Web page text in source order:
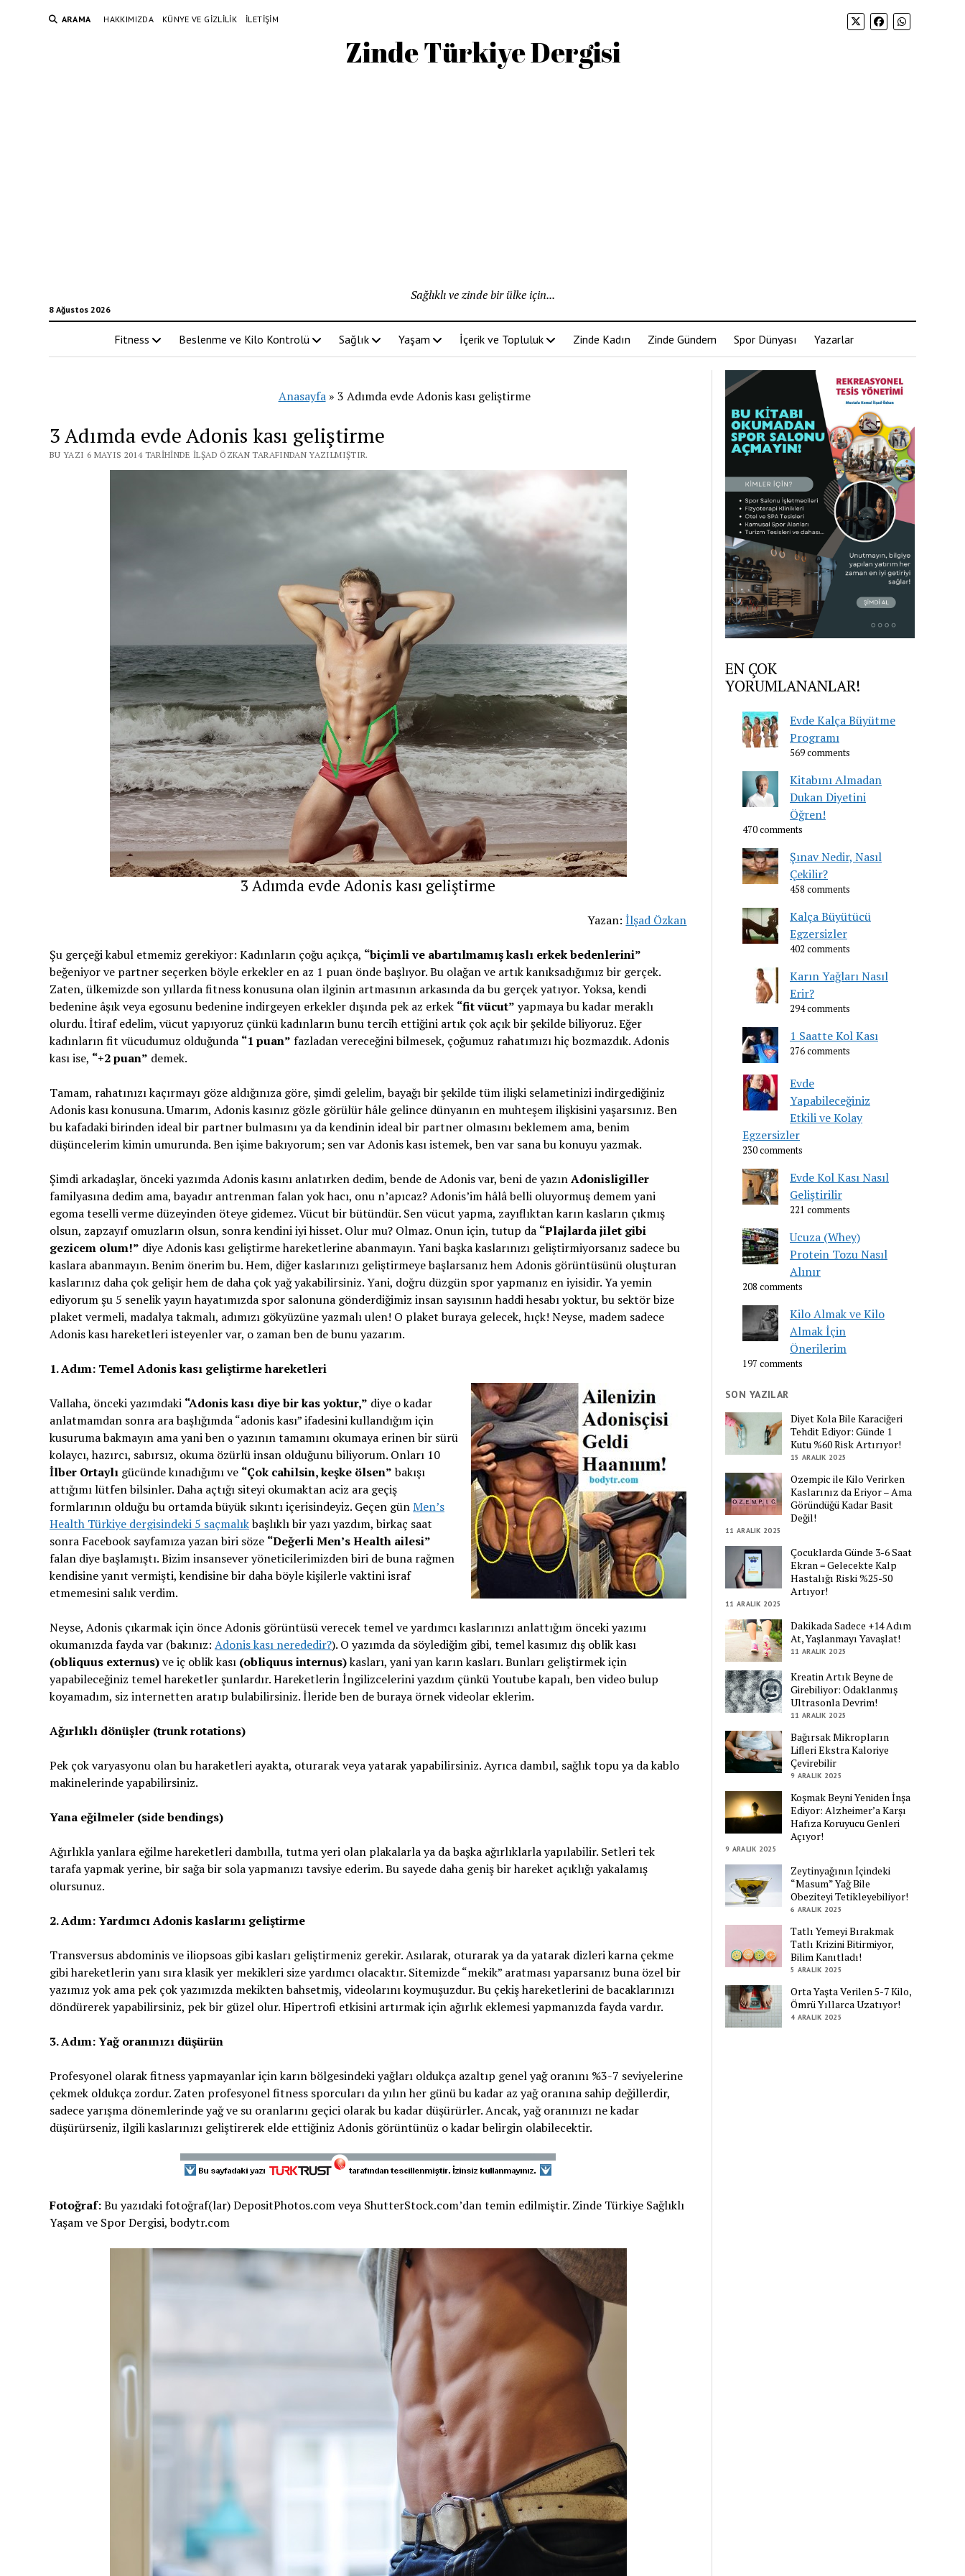
ARAMA HAKKIMIZDA KÜNYE VE GIZLILIK İLETIŞIM
Zinde Türkiye Dergisi
8 Ağustos 2026
Sağlıklı ve zinde bir ülke için...
Fitness Beslenme ve Kilo Kontrolü Sağlık Yaşam İçerik ve Topluluk Zinde Kadın Zinde Gündem Spor Dünyası Yazarlar
Anasayfa» 3 Adımda evde Adonis kası geliştirme
3 Adımda evde Adonis kası geliştirme
BU YAZI 6 MAYIS 2014 TARIHINDE İLŞAD ÖZKAN TARAFINDAN YAZILMIŞTIR.
3 Adımda evde Adonis kası geliştirme
Yazan:İlşad Özkan
Şu gerçeği kabul etmemiz gerekiyor: Kadınların çoğu açıkça, “biçimli ve abartılmamış kaslı erkek bedenlerini”
beğeniyor ve partner seçerken böyle erkekler en az 1 puan önde başlıyor. Bu olağan ve artık kanıksadığımız bir gerçek.
Zaten, ülkemizde son yıllarda fitness konusuna olan ilginin artmasının arkasında da bu gerçek yatıyor. Yoksa, kendi
bedenine âşık veya egosunu bedenine indirgeyen erkekler dışında pek az erkek “fit vücut” yapmaya bu kadar meraklı
olurdu. İtiraf edelim, vücut yapıyoruz çünkü kadınların bunu tercih ettiğini artık çok açık bir şekilde biliyoruz. Eğer
kadınların fit vücudumuz olduğunda “1 puan” fazladan vereceğini bilmesek, çoğumuz rahatımızı hiç bozmazdık. Adonis
kası ise, “+2 puan” demek.
Tamam, rahatınızı kaçırmayı göze aldığınıza göre, şimdi gelelim, bayağı bir şekilde tüm ilişki selametinizi indirgediğiniz
Adonis kası konusuna. Umarım, Adonis kasınız gözle görülür hâle gelince dünyanın en muhteşem ilişkisini yaşarsınız. Ben
bu kafadaki birinden ideal bir partner bulmasını ya da kendinin ideal bir partner olmasını beklemem ama, benim
düşüncelerim kimin umurunda. Ben işime bakıyorum; sen var Adonis kası istemek, ben var sana bu konuyu yazmak.
Şimdi arkadaşlar, önceki yazımda Adonis kasını anlatırken dedim, bende de Adonis var, beni de yazınAdonisligiller
familyasına dedim ama, bayadır antrenman falan yok hacı, onu n’apıcaz? Adonis’im hâlâ belli oluyormuş demem yani
egoma teselli verme düzeyinden öteye gidemez. Vücut bir bütündür. Sen vücut yapma, zayıflıktan karın kasların çıkmış
olsun, zapzayıf omuzların olsun, sonra kendini iyi hisset. Olur mu? Olmaz. Onun için, tutup da “Plajlarda jilet gibi
gezicem olum!” diye Adonis kası geliştirme hareketlerine abanmayın. Yani başka kaslarınızı geliştirmiyorsanız sadece bu
kaslara abanmayın. Benim önerim bu. Hem, diğer kaslarınızı geliştirmeye başlarsanız hem Adonis görüntüsünü oluşturan
kaslarınız daha çok gelişir hem de daha çok yağ yakabilirsiniz. Yani, doğru düzgün spor yapmanız en iyisidir. Ya yemin
ediyorum şu 5 senelik yayın hayatımızda spor salonuna gönderdiğimiz insan sayısının haddi hesabı yoktur, bu sektör bize
plaket vermeli, madalya takmalı, adımızı gökyüzüne yazmalı ulen! O plaket buraya gelecek, hıçk! Neyse, madem sadece
Adonis kası hareketleri isteyenler var, o zaman ben de bunu yazarım.
1. Adım: Temel Adonis kası geliştirme hareketleri
Vallaha, önceki yazımdaki “Adonis kası diye bir kas yoktur,” diye o kadar
anlatmamdan sonra ara başlığımda “adonis kası” ifadesini kullandığım için
kusuruma bakmayın ama yani ben o yazının tamamını okumaya erinen bir sürü
kolaycı, hazırcı, sabırsız, okuma özürlü insan olduğunu biliyorum. Onları 10
İlber Ortaylıgücünde kınadığımı ve “Çok cahilsin, keşke ölsen”bakışı
attığımı lütfen bilsinler. Daha açtığı siteyi okumaktan aciz ara geçiş
formlarının olduğu bu ortamda büyük sıkıntı içerisindeyiz. Geçen günMen’s
Health Türkiye dergisindeki 5 saçmalıkbaşlıklı bir yazı yazdım, birkaç saat
sonra Facebook sayfamıza yazan biri söze “Değerli Men’s Health ailesi”
falan diye başlamıştı. Bizim insansever yöneticilerimizden biri de buna rağmen
kendisine yanıt vermişti, kendisine bir daha böyle kişilerle vaktini israf
etmemesini salık verdim.
Neyse, Adonis çıkarmak için önce Adonis görüntüsü verecek temel ve yardımcı kaslarınızı anlattığım önceki yazımı
okumanızda fayda var (bakınız: Adonis kası nerededir?). O yazımda da söylediğim gibi, temel kasımız dış oblik kası
(obliquus externus)ve iç oblik kası (obliquus internus)kasları, yani yan karın kasları. Bunları geliştirmek için
yapabileceğiniz temel hareketler şunlardır. Hareketlerin İngilizcelerini yazdım çünkü Youtube kapalı, ben video bulup
koyamadım, siz internetten aratıp bulabilirsiniz. İleride ben de buraya örnek videolar eklerim.
Ağırlıklı dönüşler (trunk rotations)
Pek çok varyasyonu olan bu haraketleri ayakta, oturarak veya yatarak yapabilirsiniz. Ayrıca dambıl, sağlık topu ya da kablo
makinelerinde yapabilirsiniz.
Yana eğilmeler (side bendings)
Ağırlıkla yanlara eğilme hareketleri dambılla, tutma yeri olan plakalarla ya da başka ağırlıklarla yapılabilir. Setleri tek
tarafa yapmak yerine, bir sağa bir sola yapmanızı tavsiye ederim. Bu sayede daha geniş bir hareket açıklığı yakalamış
olursunuz.
2. Adım: Yardımcı Adonis kaslarını geliştirme
Transversus abdominis ve iliopsoas gibi kasları geliştirmeniz gerekir. Asılarak, oturarak ya da yatarak dizleri karna çekme
gibi hareketlerin yanı sıra klasik yer mekikleri size yardımcı olacaktır. Sitemizde “mekik” aratması yaparsanız buna özel bir
yazımız yok ama pek çok yazımızda mekikten bahsetmiş, videolarını koymuşuzdur. Bu çekiş hareketlerini de bacaklarınızı
döndürerek yapabilirsiniz, pek bir güzel olur. Hipertrofi etkisini artırmak için ağırlık eklemesi yapmanızda fayda vardır.
3. Adım: Yağ oranınızı düşürün
Profesyonel olarak fitness yapmayanlar için karın bölgesindeki yağları oldukça azaltıp genel yağ oranını %3-7 seviyelerine
çekmek oldukça zordur. Zaten profesyonel fitness sporcuları da yılın her günü bu kadar az yağ oranına sahip değillerdir,
sadece yarışma dönemlerinde yağ ve su oranlarını geçici olarak bu kadar düşürürler. Ancak, yağ oranınızı ne kadar
düşürürseniz, ilgili kaslarınızı geliştirerek elde ettiğiniz Adonis görüntünüz o kadar belirgin olabilecektir.
Fotoğraf:Bu yazıdaki fotoğraf(lar) DepositPhotos.com veya ShutterStock.com’dan temin edilmiştir. Zinde Türkiye Sağlıklı
Yaşam ve Spor Dergisi, bodytr.com
EN ÇOK
YORUMLANANLAR!
Evde Kalça Büyütme
Programı
569 comments
Kitabını Almadan
Dukan Diyetini
Öğren!
470 comments
Şınav Nedir, Nasıl
Çekilir?
458 comments
Kalça Büyütücü
Egzersizler
402 comments
Karın Yağları Nasıl
Erir?
294 comments
1 Saatte Kol Kası
276 comments
Evde
Yapabileceğiniz
Etkili ve Kolay
Egzersizler
230 comments
Evde Kol Kası Nasıl
Geliştirilir
221 comments
Ucuza (Whey)
Protein Tozu Nasıl
Alınır
208 comments
Kilo Almak ve Kilo
Almak İçin
Önerilerim
197 comments
SON YAZILAR
Diyet Kola Bile Karaciğeri
Tehdit Ediyor: Günde 1
Kutu %60 Risk Artırıyor!
15 ARALIK 2025
Ozempic ile Kilo Verirken
Kaslarınız da Eriyor – Ama
Göründüğü Kadar Basit
Değil!
11 ARALIK 2025
Çocuklarda Günde 3-6 Saat
Ekran = Gelecekte Kalp
Hastalığı Riski %25-50
Artıyor!
11 ARALIK 2025
Dakikada Sadece +14 Adım
At, Yaşlanmayı Yavaşlat!
11 ARALIK 2025
Kreatin Artık Beyne de
Girebiliyor: Odaklanmış
Ultrasonla Devrim!
11 ARALIK 2025
Bağırsak Mikropların
Lifleri Ekstra Kaloriye
Çevirebilir
9 ARALIK 2025
Koşmak Beyni Yeniden İnşa
Ediyor: Alzheimer’a Karşı
Hafıza Koruyucu Genleri
Açıyor!
9 ARALIK 2025
Zeytinyağının İçindeki
“Masum” Yağ Bile
Obeziteyi Tetikleyebiliyor!
6 ARALIK 2025
Tatlı Yemeyi Bırakmak
Tatlı Krizini Bitirmiyor,
Bilim Kanıtladı!
5 ARALIK 2025
Orta Yaşta Verilen 5-7 Kilo,
Ömrü Yıllarca Uzatıyor!
4 ARALIK 2025